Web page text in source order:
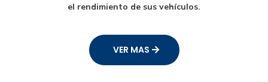
el rendimiento de sus vehículos.
VER MAS